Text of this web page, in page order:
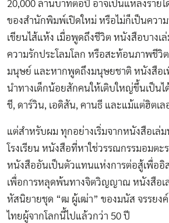
20,000 ล้านบาทต่อปี อาจเป็นแหล่งรายไ
ของสำนักพิมพ์เปิดใหม่ หรือไม่ก็เป็นควา
เขียนไส้แห้ง เมื่อพูดถึงชีวิต หนังสือบางเล่
ความรักประโลมโลก หรือสะท้อนภาพชีวิต
มนุษย์ และหากพูดถึงมนุษยชาติ หนังสือเ
นำทางเด็กน้อยสักคนให้เติบใหญ่ขึ้นเป็นไ
ชี, ดาร์วิน, เอดิสัน, คานธี และแม้แต่ฮิตเล
แต่สำหรับผม ทุกอย่างเริ่มจากหนังสือเล่
โรงเรียน หนังสือที่หาใช่วรรณกรรมอมตะ
หนังสืออันเป็นตัวแทนแห่งการต่อสู้เพื่ออิ
เพื่อการหลุดพ้นทางจิตวิญญาณ หนังสือเ
หัสนิยายชุด “ฒ ผู้เฒ่า” ของมนัส จรรยงค์
ไทยผู้จากโลกนี้ไปแล้วกว่า 50 ปี